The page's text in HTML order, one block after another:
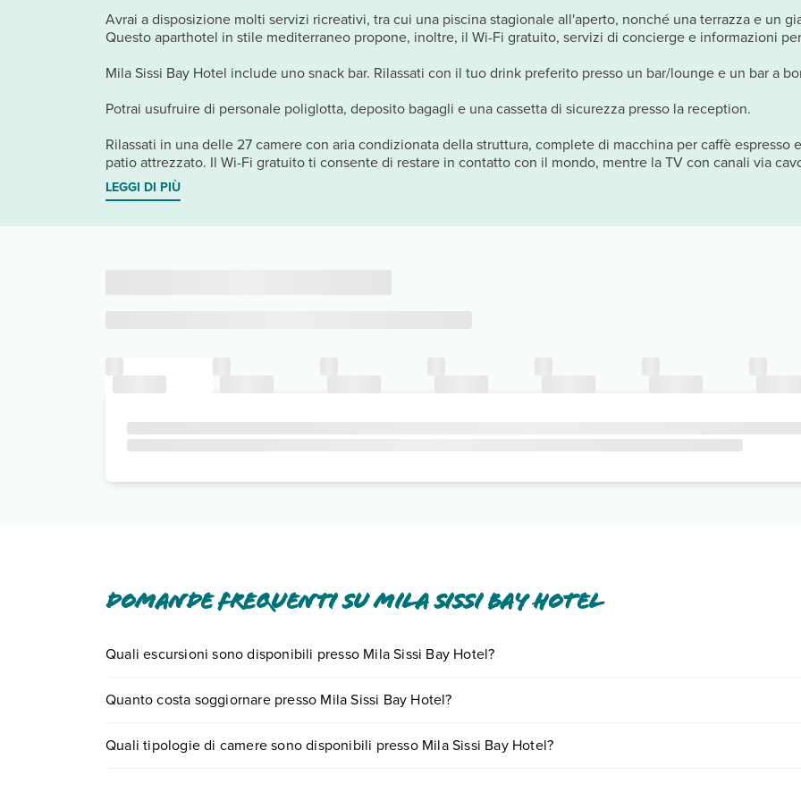
Avrai a disposizione molti servizi ricreativi, tra cui una piscina stagionale all'aperto, nonché una terrazza e un
Questo aparthotel in stile mediterraneo propone, inoltre, il Wi-Fi gratuito, servizi di concierge e informazioni
Mila Sissi Bay Hotel include uno snack bar. Rilassati con il tuo drink preferito presso un bar/lounge e un bar a
Potrai usufruire di personale poliglotta, deposito bagagli e una cassetta di sicurezza presso la reception.
Rilassati in una delle 27 camere con aria condizionata della struttura, complete di macchina per caffè espresso
patio attrezzato. Il Wi-Fi gratuito ti consente di restare in contatto con il mondo, mentre la TV con canali via
LEGGI DI PIÙ
Domande frequenti su Mila Sissi Bay Hotel
Quali escursioni sono disponibili presso Mila Sissi Bay Hotel?
0721.17231 oprenotando un appuntamento.
Quanto costa soggiornare presso Mila Sissi Bay Hotel?
quando partire.
Quali tipologie di camere sono disponibili presso Mila Sissi Bay Hotel?